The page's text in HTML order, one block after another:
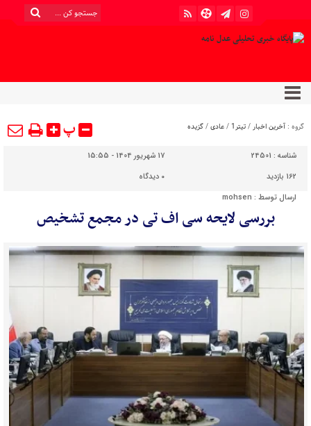
گروه : آخرین اخبار/تیتر1 /عادی/گزیده پ
شناسه : 24501
17 شهریور 1404 - 15:55
162 بازدید
۰ دیدگاه
ارسال توسط : mohsen
بررسی لایحه سی اف تی در مجمع تشخیص